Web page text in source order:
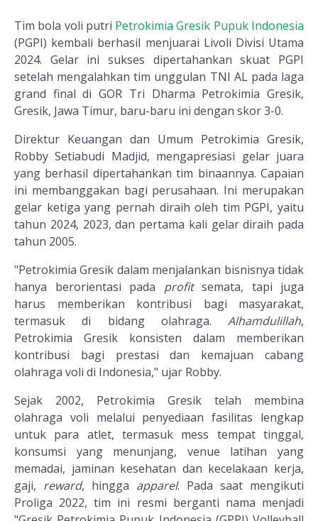
Tim bola voli putri Petrokimia Gresik Pupuk Indonesia
(PGPI) kembali berhasil menjuarai Livoli Divisi Utama
2024. Gelar ini sukses dipertahankan skuat PGPI
setelah mengalahkan tim unggulan TNI AL pada laga
grand final di GOR Tri Dharma Petrokimia Gresik,
Gresik, Jawa Timur, baru-baru ini dengan skor 3-0.
Direktur Keuangan dan Umum Petrokimia Gresik,
Robby Setiabudi Madjid, mengapresiasi gelar juara
yang berhasil dipertahankan tim binaannya. Capaian
ini membanggakan bagi perusahaan. Ini merupakan
gelar ketiga yang pernah diraih oleh tim PGPI, yaitu
tahun 2024, 2023, dan pertama kali gelar diraih pada
tahun 2005.
"Petrokimia Gresik dalam menjalankan bisnisnya tidak
hanya berorientasi pada profitsemata, tapi juga
harus memberikan kontribusi bagi masyarakat,
termasuk di bidang olahraga. Alhamdulillah,
Petrokimia Gresik konsisten dalam memberikan
kontribusi bagi prestasi dan kemajuan cabang
olahraga voli di Indonesia," ujar Robby.
Sejak 2002, Petrokimia Gresik telah membina
olahraga voli melalui penyediaan fasilitas lengkap
untuk para atlet, termasuk mess tempat tinggal,
konsumsi yang menunjang, venue latihan yang
memadai, jaminan kesehatan dan kecelakaan kerja,
gaji, reward, hingga apparel. Pada saat mengikuti
Proliga 2022, tim ini resmi berganti nama menjadi